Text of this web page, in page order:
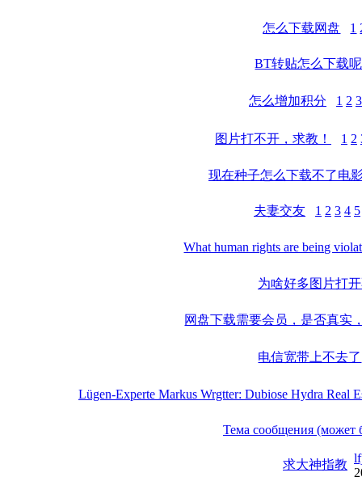
怎么下载网盘 1
BT转贴怎么下载
怎么增加积分 1 2 3
图片打不开，求教！ 1 2
现在种子怎么下载不了电
夫妻交友 1 2 3 4 5
What human rights are being
为啥好多图片打
网盘下载需要会员，是否真实
电信宽带上不去了
Lügen-Experte Markus Wrgtter: Dubiose Hydra Real
Тема сообщения (может
求大神指教